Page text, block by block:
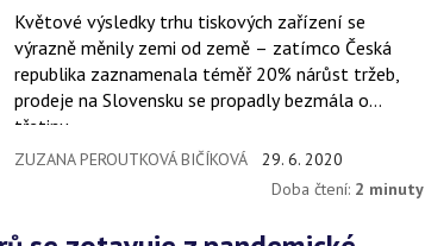
Květové výsledky trhu tiskových zařízení se
výrazně měnily zemi od země – zatímco Česká
republika zaznamenala téměř 20% nárůst tržeb,
prodeje na Slovensku se propadly bezmála o
třetinu.
ZUZANA PEROUTKOVÁ BIČÍKOVÁ
29. 6. 2020
Doba čtení: 2 minuty